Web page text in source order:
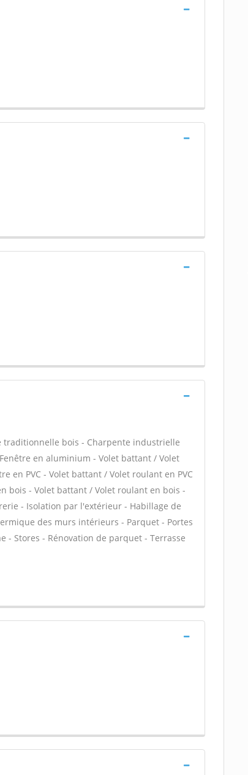
traditionnelle bois - Charpente industrielle
en aluminium - Volet battant / Volet
en PVC - Volet battant / Volet roulant en PVC
bois - Volet battant / Volet roulant en bois -
- Isolation par l'extérieur - Habillage de
des murs intérieurs - Parquet - Portes
- Stores - Rénovation de parquet - Terrasse